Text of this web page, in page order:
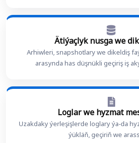
Ätiýaçlyk nusga we
Arhiwleri, snapshotlary we dikeldiş
arasynda has düşnükli geçiriş iş
Loglar we hyzmat
Uzakdaky ýerleşişlerde loglary ýa-da
ýükläň, geçiriň we